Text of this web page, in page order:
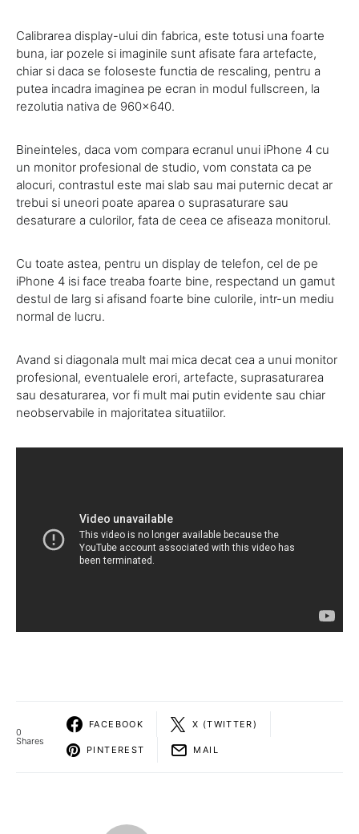
Calibrarea display-ului din fabrica, este totusi una foarte
buna, iar pozele si imaginile sunt afisate fara artefacte,
chiar si daca se foloseste functia de rescaling, pentru a
putea incadra imaginea pe ecran in modul fullscreen, la
rezolutia nativa de 960×640.
Bineinteles, daca vom compara ecranul unui iPhone 4 cu
un monitor profesional de studio, vom constata ca pe
alocuri, contrastul este mai slab sau mai puternic decat ar
trebui si uneori poate aparea o suprasaturare sau
desaturare a culorilor, fata de ceea ce afiseaza monitorul.
Cu toate astea, pentru un display de telefon, cel de pe
iPhone 4 isi face treaba foarte bine, respectand un gamut
destul de larg si afisand foarte bine culorile, intr-un mediu
normal de lucru.
Avand si diagonala mult mai mica decat cea a unui monitor
profesional, eventualele erori, artefacte, suprasaturarea
sau desaturarea, vor fi mult mai putin evidente sau chiar
neobservabile in majoritatea situatiilor.
0
Shares
FACEBOOK X (TWITTER)
PINTEREST MAIL